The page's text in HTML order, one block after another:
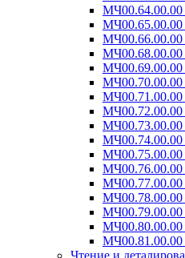
МЧ00.64.00.00
МЧ00.65.00.00
МЧ00.66.00.00
МЧ00.68.00.00
МЧ00.69.00.00
МЧ00.70.00.00
МЧ00.71.00.00
МЧ00.72.00.00
МЧ00.73.00.00
МЧ00.74.00.00
МЧ00.75.00.00
МЧ00.76.00.00
МЧ00.77.00.00
МЧ00.78.00.00
МЧ00.81.00.00
Чтение и